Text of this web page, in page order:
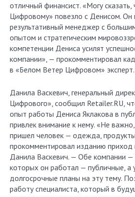
отличный финансист. «Могу
Цифровому» повезло с Денисом. Он
результативный менеджер с
опытом и стратегическим
компетенции Дениса усилят
компании», — прокомментировал
в «Белом Ветер Цифровом» эксперт.
Данила Васкевич, генеральный
Цифрового», сообщил Retailer.RU,
опыт работы Дениса Яклакова в
привлек внимание к нему. «Не важно,
пришел человек — одежда,
прокомментировал изданию приход
Данила Васкевич. — Обе компании —
которых он работал — публичные, а
долгосрочные планы на эту тему.
работу специалиста, который в